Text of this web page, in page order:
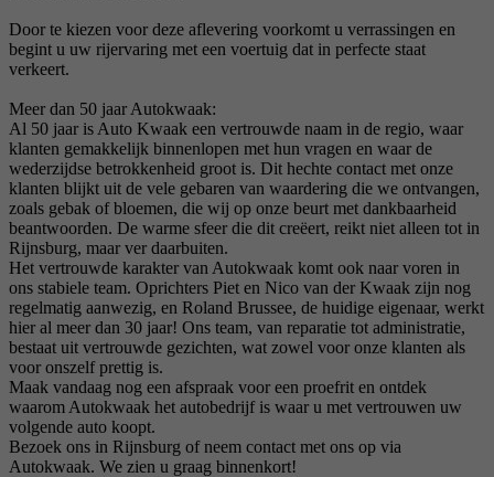
Door te kiezen voor deze aflevering voorkomt u verrassingen en
begint u uw rijervaring met een voertuig dat in perfecte staat
verkeert.
Meer dan 50 jaar Autokwaak:
Al 50 jaar is Auto Kwaak een vertrouwde naam in de regio, waar
klanten gemakkelijk binnenlopen met hun vragen en waar de
wederzijdse betrokkenheid groot is. Dit hechte contact met onze
klanten blijkt uit de vele gebaren van waardering die we ontvangen,
zoals gebak of bloemen, die wij op onze beurt met dankbaarheid
beantwoorden. De warme sfeer die dit creëert, reikt niet alleen tot in
Rijnsburg, maar ver daarbuiten.
Het vertrouwde karakter van Autokwaak komt ook naar voren in
ons stabiele team. Oprichters Piet en Nico van der Kwaak zijn nog
regelmatig aanwezig, en Roland Brussee, de huidige eigenaar, werkt
hier al meer dan 30 jaar! Ons team, van reparatie tot administratie,
bestaat uit vertrouwde gezichten, wat zowel voor onze klanten als
voor onszelf prettig is.
Maak vandaag nog een afspraak voor een proefrit en ontdek
waarom Autokwaak het autobedrijf is waar u met vertrouwen uw
volgende auto koopt.
Bezoek ons in Rijnsburg of neem contact met ons op via
Autokwaak. We zien u graag binnenkort!